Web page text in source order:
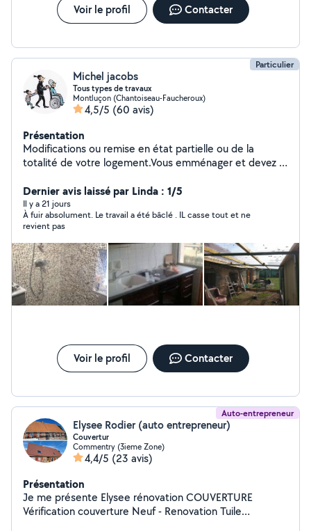
Voir le profil Contacter
Particulier
Michel jacobs
Tous types de travaux
Montluçon (Chantoiseau-Faucheroux)
4,5/5 (60 avis)
Présentation
Modifications ou remise en état partielle ou de la
totalité de votre logement.Vous emménager et devez :
calicots, enduits, tapisserie, peinture et plein autre
chose Demandé je réponds à toutes vos demandes
Dernier avis laissé par Linda : 1/5
Il y a 21 jours
À fuir absolument. Le travail a été bâclé . IL casse tout et ne
revient pas
Voir le profil Contacter
Auto-entrepreneur
Elysee Rodier (auto entrepreneur)
Couvertur
Commentry (3ieme Zone)
4,4/5 (23 avis)
Présentation
Je me présente Elysee rénovation COUVERTURE
Vérification couverture Neuf - Renovation Tuile